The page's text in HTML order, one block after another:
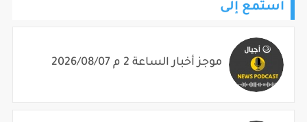
استمع إلى
موجز أخبار الساعة 2 م 2026/08/07